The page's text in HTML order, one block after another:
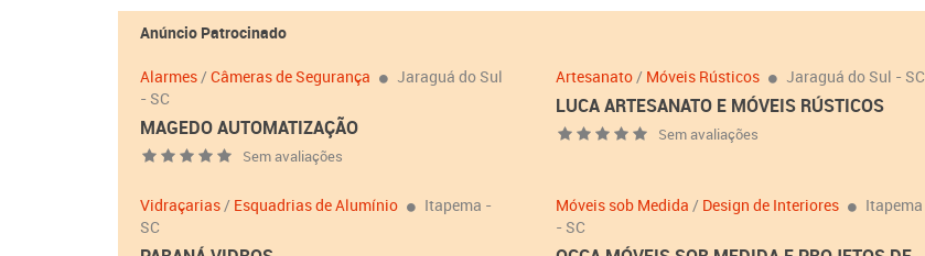
Anúncio Patrocinado
Alarmes/Câmeras de Segurança
Jaraguá do Sul
- SC
MAGEDO AUTOMATIZAÇÃO
Sem avaliações
Artesanato/ Móveis Rústicos Jaraguá do Sul - SC
LUCA ARTESANATO E MÓVEIS RÚSTICOS
Sem avaliações
Vidraçarias/ Esquadrias de Alumínio
Itapema -
SC
Móveis sob Medida / Design de Interiores
Itapema
- SC